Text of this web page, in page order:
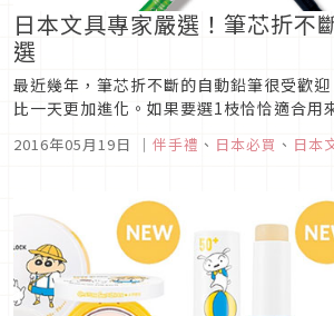
日本文具專家嚴選！筆芯折不
選
最近幾年，筆芯折不斷的自動鉛筆很受歡
比一天更加進化。如果要選1枝恰恰適合用
一口氣統整寫下來的自動鉛筆的話，要選哪
2016年05月19日 ｜ 伴手禮 、 日本必買 、 日本